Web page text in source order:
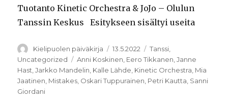
Tuotanto Kinetic Orchestra & JoJo – Olulun
Tanssin Keskus Esitykseen sisältyi useita
Kirjoittaja
Kielipuolen päiväkirja Julkaistu
13.5.2022 Kategoriat
Tanssi
Uncategorized
Avainsanat
Anni Koskinen Eero Tikkanen ,Janne
Hast ,Jarkko Mandelin Kalle Lähde Kinetic Orchestra Mia
Jaatinen Mistakes Oskari Tuppurainen Petri Kautta Sanni
Giordani